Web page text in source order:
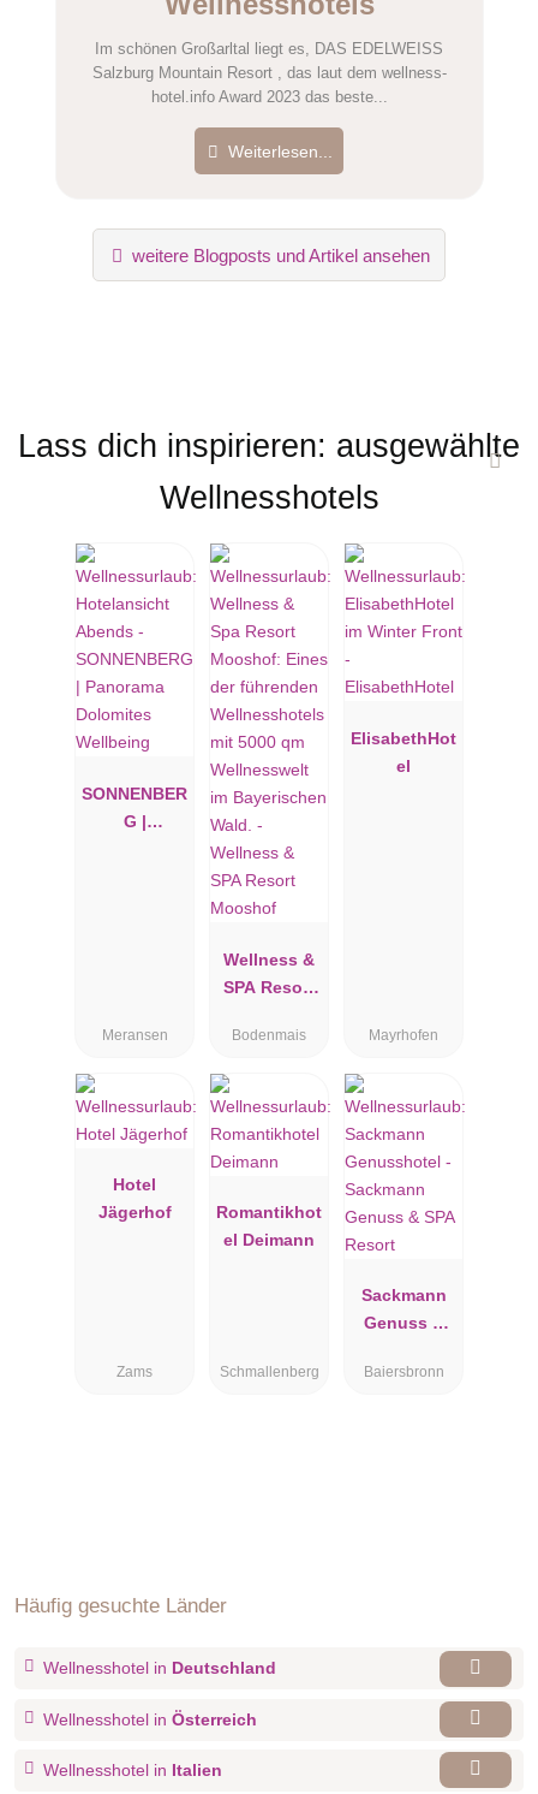
Im schönen Großarltal liegt es, DAS EDELWEISS
Salzburg Mountain Resort , das laut dem wellness-
hotel.info Award 2023 das beste...
Weiterlesen...
weitere Blogposts und Artikel ansehen
Lass dich inspirieren: ausgewählte
Wellnesshotels
SONNENBER
G |
Meransen
Wellness &
SPA Resort
Bodenmais
ElisabethHot
el
Mayrhofen
Hotel
Jägerhof
Zams
Romantikhot
el Deimann
Schmallenberg
Sackmann
Genuss &
Baiersbronn
Häufig gesuchte Länder
Wellnesshotel in Deutschland
Wellnesshotel in Österreich
Wellnesshotel in Italien